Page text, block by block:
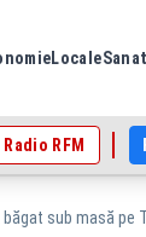
Locale
Radio RFM
sub masă pe